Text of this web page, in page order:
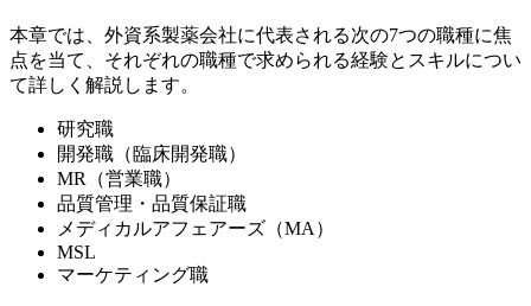
本章では、外資系製薬会社に代表される次の7つの職種に焦
点を当て、それぞれの職種で求められる経験とスキルについ
て詳しく解説します。
研究職
開発職（臨床開発職）
MR（営業職）
品質管理・品質保証職
メディカルアフェアーズ（MA）
MSL
マーケティング職